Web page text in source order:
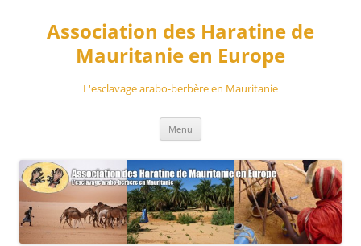
contenuAssociation des Haratine de
Mauritanie en Europe
L'esclavage arabo-berbère en Mauritanie
Menu